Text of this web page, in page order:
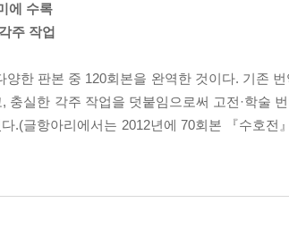
에 수록
주 작업
한 판본 중 120회본을 완역한 것이다. 기존
실한 각주 작업을 덧붙임으로써 고전·학술
.(글항아리에서는 2012년에 70회본 『수호전